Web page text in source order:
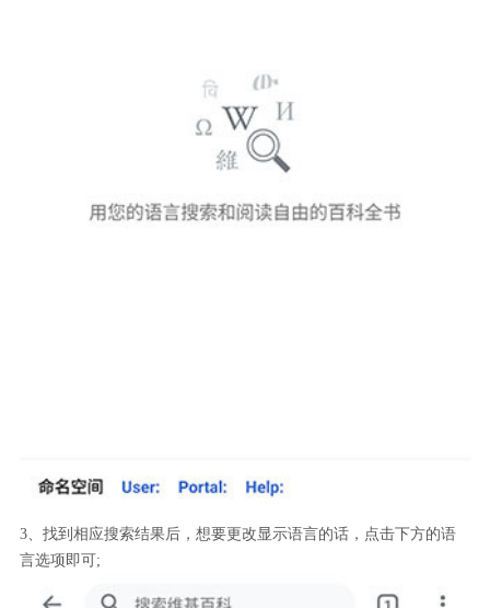
3、找到相应搜索结果后，想要更改显示语言的话，点击下方的语
言选项即可;